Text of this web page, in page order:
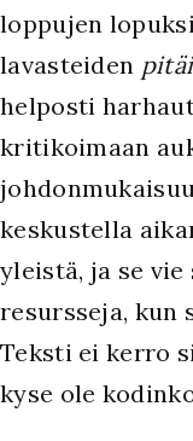
loppujen
lavasteiden
helposti
kritikoimaan
keskustella
yleistä, ja se
resursseja, kun
Teksti ei kerro
kyse ole